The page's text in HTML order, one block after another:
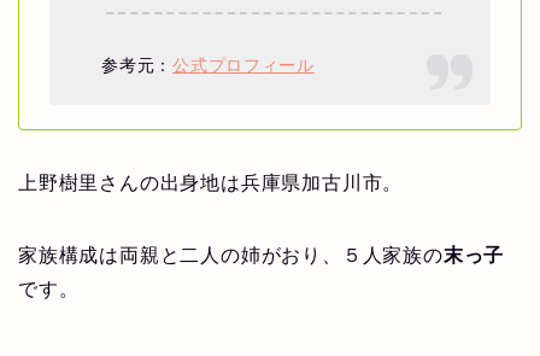
参考元：公式プロフィール
上野樹里さんの出身地は兵庫県加古川市。
家族構成は両親と二人の姉がおり、５人家族の末っ子
です。